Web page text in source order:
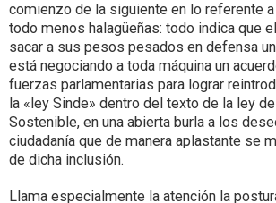
comienzo de la siguiente en lo referente
todo menos halagüeñas: todo indica que
sacar a sus pesos pesados en defensa
está negociando a toda máquina un
fuerzas parlamentarias para lograr
la «ley Sinde» dentro del texto de la ley
Sostenible, en una abierta burla a los
ciudadanía que de manera aplastante se
de dicha inclusión.
Llama especialmente la atención la